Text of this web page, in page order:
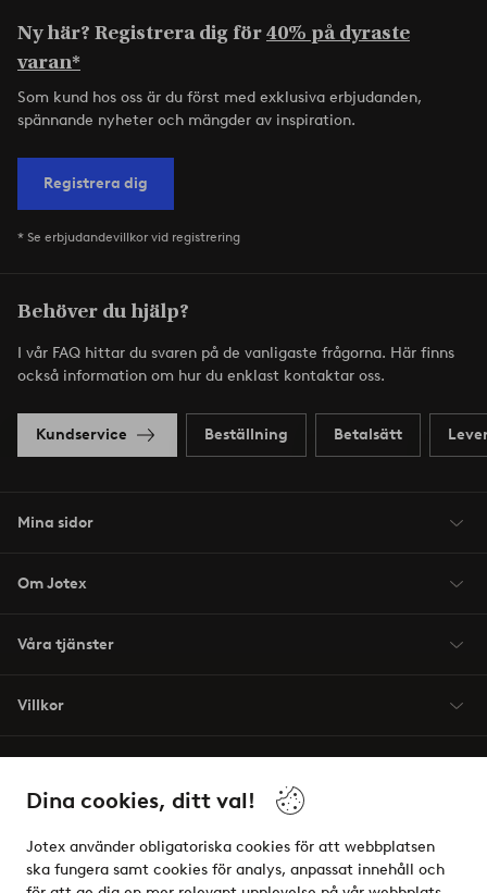
Dina cookies, ditt val!
Jotex använder obligatoriska cookies för att webbplatsen
ska fungera samt cookies för analys, anpassat innehåll och
Ny här? Registrera dig för40% på dyraste
varan*
Som kund hos oss är du först med exklusiva erbjudanden,
spännande nyheter och mängder av inspiration.
Registrera dig
* Se erbjudandevillkor vid registrering
Behöver du hjälp?
I vår FAQ hittar du svaren på de vanligaste frågorna. Här finns
också information om hur du enklast kontaktar oss.
Kundservice Beställning Betalsätt
Mina sidor
Om Jotex
Våra tjänster
Villkor